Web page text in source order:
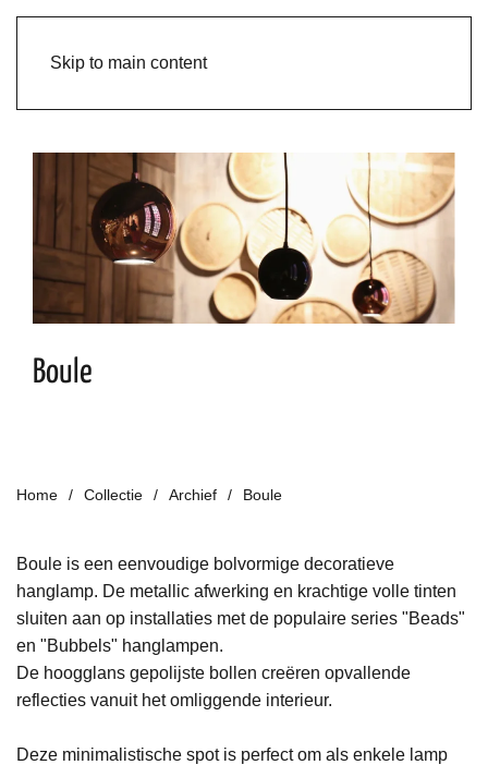
Skip to main content
Boule
Home Collectie Archief Boule
Boule is een eenvoudige bolvormige decoratieve
hanglamp. De metallic afwerking en krachtige volle tinten
sluiten aan op installaties met de populaire series "Beads"
en "Bubbels" hanglampen.
De hoogglans gepolijste bollen creëren opvallende
reflecties vanuit het omliggende interieur.
Deze minimalistische spot is perfect om als enkele lamp